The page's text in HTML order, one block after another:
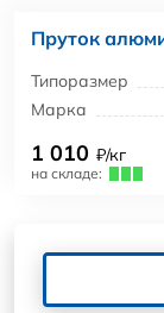
Пруток
Типоразмер
Марка
1 010 ₽/кг
на складе: